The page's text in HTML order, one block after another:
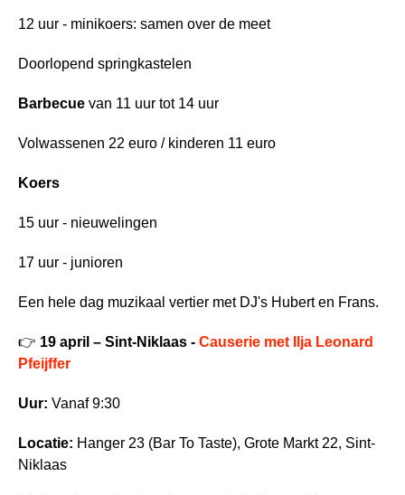
12 uur - minikoers: samen over de meet
Doorlopend springkastelen
Barbecue van 11 uur tot 14 uur
Volwassenen 22 euro / kinderen 11 euro
Koers
15 uur - nieuwelingen
17 uur - junioren
Een hele dag muzikaal vertier met DJ's Hubert en Frans.
👉 19 april – Sint-Niklaas - Causerie met Ilja Leonard
Pfeijffer
Uur: Vanaf 9:30
Locatie: Hanger 23 (Bar To Taste), Grote Markt 22, Sint-
Niklaas